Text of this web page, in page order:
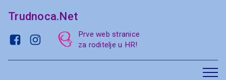
Trudnoca.Net
Prve web stranice
za roditelje u HR!